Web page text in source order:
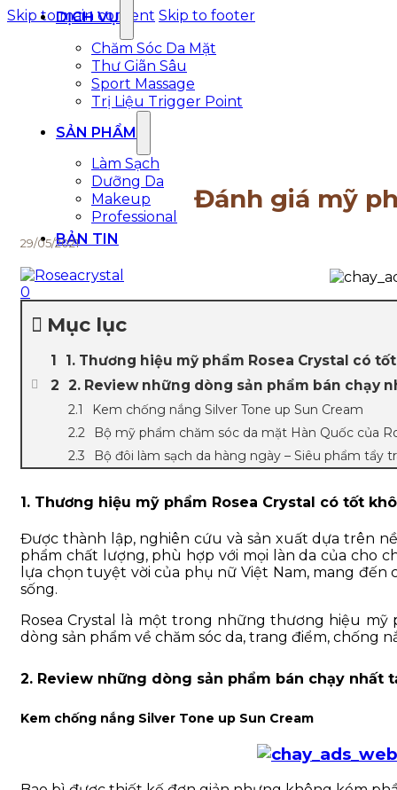
Skip to main content Skip to footer
DỊCH VỤ
Chăm Sóc Da Mặt
Thư Giãn Sâu
Sport Massage
Trị Liệu Trigger Point
SẢN PHẨM
Làm Sạch
Dưỡng Da
Makeup
Professional
BẢN TIN
0
Đánh giá mỹ
29/05/2021
Mục lục
1. Thương hiệu mỹ phẩm Rosea Crystal có
2. Review những dòng sản phẩm bán chạy
Kem chống nắng Silver Tone up Sun Cream
Bộ mỹ phẩm chăm sóc da mặt Hàn Quốc của
Bộ đôi làm sạch da hàng ngày – Siêu phẩm tẩy
1. Thương hiệu mỹ phẩm Rosea Crystal có tốt
Được thành lập, nghiên cứu và sản xuất dựa trên
phẩm chất lượng, phù hợp với mọi làn da của cho
lựa chọn tuyệt vời của phụ nữ Việt Nam, mang
sống.
Rosea Crystal là một trong những thương hiệu
dòng sản phẩm về chăm sóc da, trang điểm, chống
2. Review những dòng sản phẩm bán chạy nhất
Kem chống nắng Silver Tone up Sun Cream